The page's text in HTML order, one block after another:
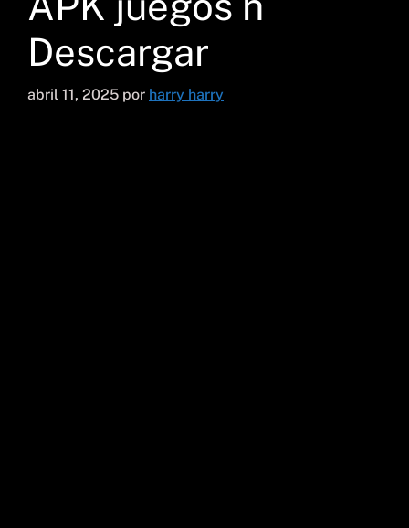
Descargar
abril 11, 2025 por harry harry